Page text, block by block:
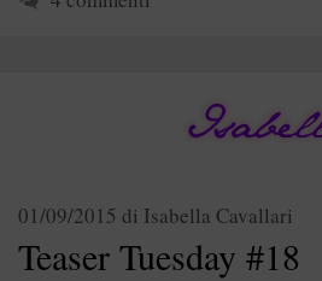
Teaser Tuesday #18
01/09/2015 di Isabella Cavallari